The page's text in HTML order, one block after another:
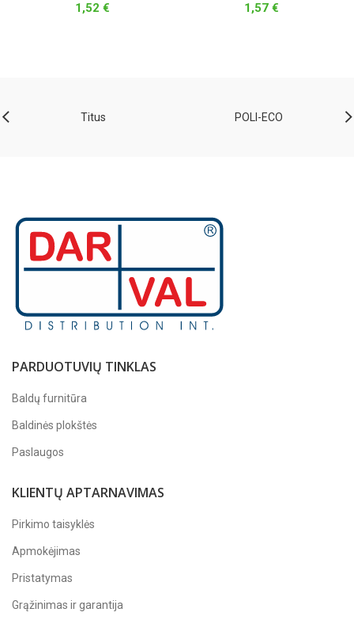
1,52 € 1,57 €
Titus POLI-ECO
PARDUOTUVIŲ TINKLAS
Baldų furnitūra
Baldinės plokštės
Paslaugos
KLIENTŲ APTARNAVIMAS
Pirkimo taisyklės
Apmokėjimas
Pristatymas
Grąžinimas ir garantija